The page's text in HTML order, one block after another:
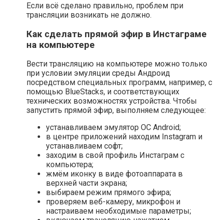
Если всё сделано правильно, проблем при
трансляции возникать не должно.
Как сделать прямой эфир в Инстаграме
на компьютере
Вести трансляцию на компьютере можно только
при условии эмуляции среды Андроид
посредством специальных программ, например, с
помощью BlueStacks, и соответствующих
технических возможностях устройства. Чтобы
запустить прямой эфир, выполняем следующее:
устанавливаем эмулятор ОС Android;
в центре приложений находим Instagram и
устанавливаем софт;
заходим в свой профиль Инстаграм с
компьютера;
жмём иконку в виде фотоаппарата в
верхней части экрана;
выбираем режим прямого эфира;
проверяем веб-камеру, микрофон и
настраиваем необходимые параметры;